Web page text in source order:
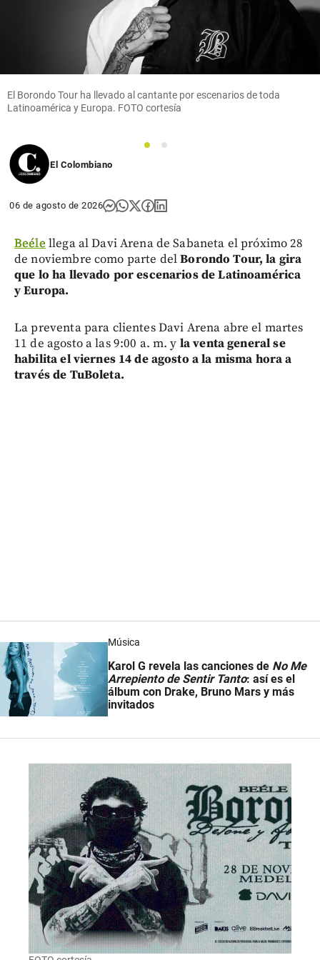
Competencia
epidémica
share
El Borondo Tour ha llevado al cantante por escenarios de toda
Latinoamérica y Europa. FOTO cortesía
1
2
El Colombiano
06 de agosto de 2026
Beéle llega al Davi Arena de Sabaneta el próximo 28
de noviembre como parte delBorondo Tour, la gira
que lo ha llevado por escenarios de Latinoamérica
y Europa.
La preventa para clientes Davi Arena abre el martes
11 de agosto a las 9:00 a. m. y la venta general se
habilita el viernes 14 de agosto a la misma hora a
través de TuBoleta.
Música
Karol G revela las canciones de No Me
Arrepiento de Sentir Tanto: así es el
álbum con Drake, Bruno Mars y más
invitados